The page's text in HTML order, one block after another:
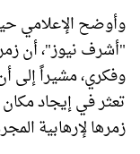
وأوضح الإعلامي
"أشرف نيوز"، أن
وفكري، مشيراً إلى
تعثر في إيجاد
زمرها لإرهابية